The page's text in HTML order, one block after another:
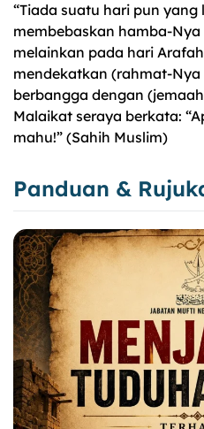
“Tiada suatu hari pun yang
membebaskan hamba-
melainkan pada hari
mendekatkan (rahmat-
berbangga dengan
Malaikat seraya berkata:
mahu!” (Sahih Muslim)
Panduan &